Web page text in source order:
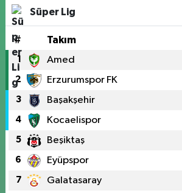
Süper Lig
# Takım
1 Amed
2 Erzurumspor FK
3 Başakşehir
4 Kocaelispor
5 Beşiktaş
6 Eyüpspor
7 Galatasaray